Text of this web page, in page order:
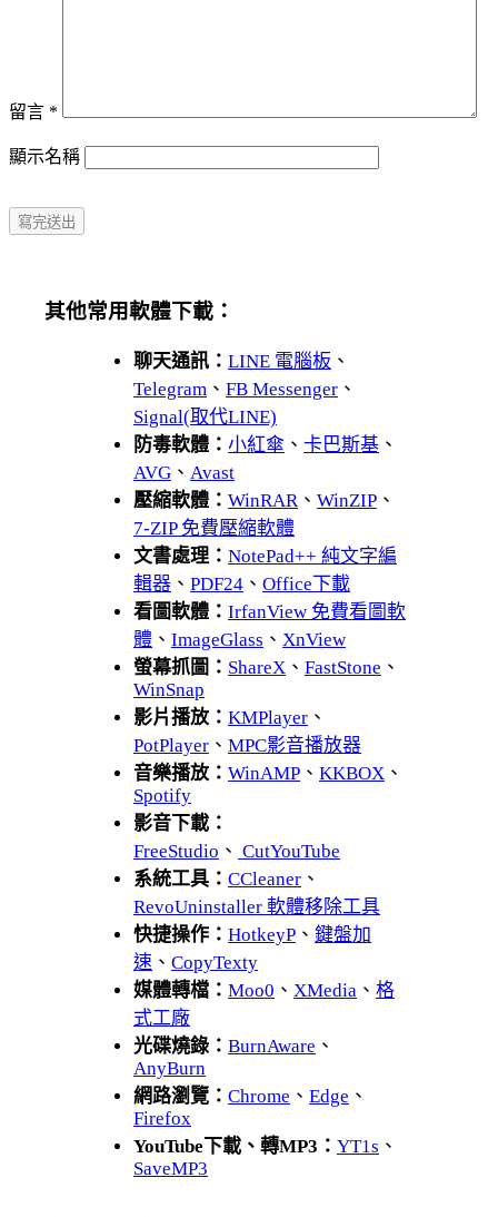
留言 *
顯示名稱
其他常用軟體下載：
聊天通訊： LINE 電腦板 、
Telegram 、 FB Messenger 、
Signal(取代LINE)
防毒軟體： 小紅傘 、 卡巴斯基 、
AVG 、 Avast
壓縮軟體： WinRAR、 WinZIP 、
7-ZIP 免費壓縮軟體
文書處理： NotePad++ 純文字編
輯器 、 PDF24 、 Office下載
看圖軟體： IrfanView 免費看圖軟
體 、 ImageGlass 、 XnView
螢幕抓圖： ShareX 、 FastStone 、
WinSnap
影片播放： KMPlayer 、
PotPlayer 、 MPC影音播放器
音樂播放： WinAMP 、 KKBOX 、
Spotify
影音下載：
FreeStudio 、 CutYouTube
系統工具： CCleaner 、
RevoUninstaller 軟體移除工具
快捷操作： HotkeyP 、 鍵盤加
速 、 CopyTexty
媒體轉檔： Moo0 、 XMedia 、 格
式工廠
光碟燒錄： BurnAware 、
AnyBurn
網路瀏覽： Chrome 、 Edge 、
Firefox
YouTube下載、轉MP3： YT1s 、
SaveMP3